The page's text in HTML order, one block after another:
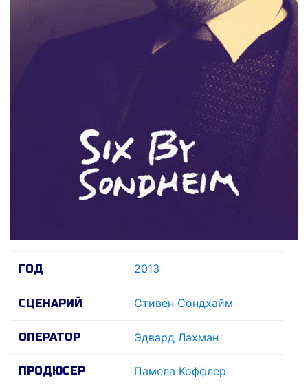
ГОД 2013
СЦЕНАРИЙ Стивен Сондхайм
ОПЕРАТОР Эдвард Лахман
ПРОДЮСЕР Памела Коффлер